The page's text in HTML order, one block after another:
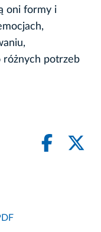
oni formy i
różnych potrzeb